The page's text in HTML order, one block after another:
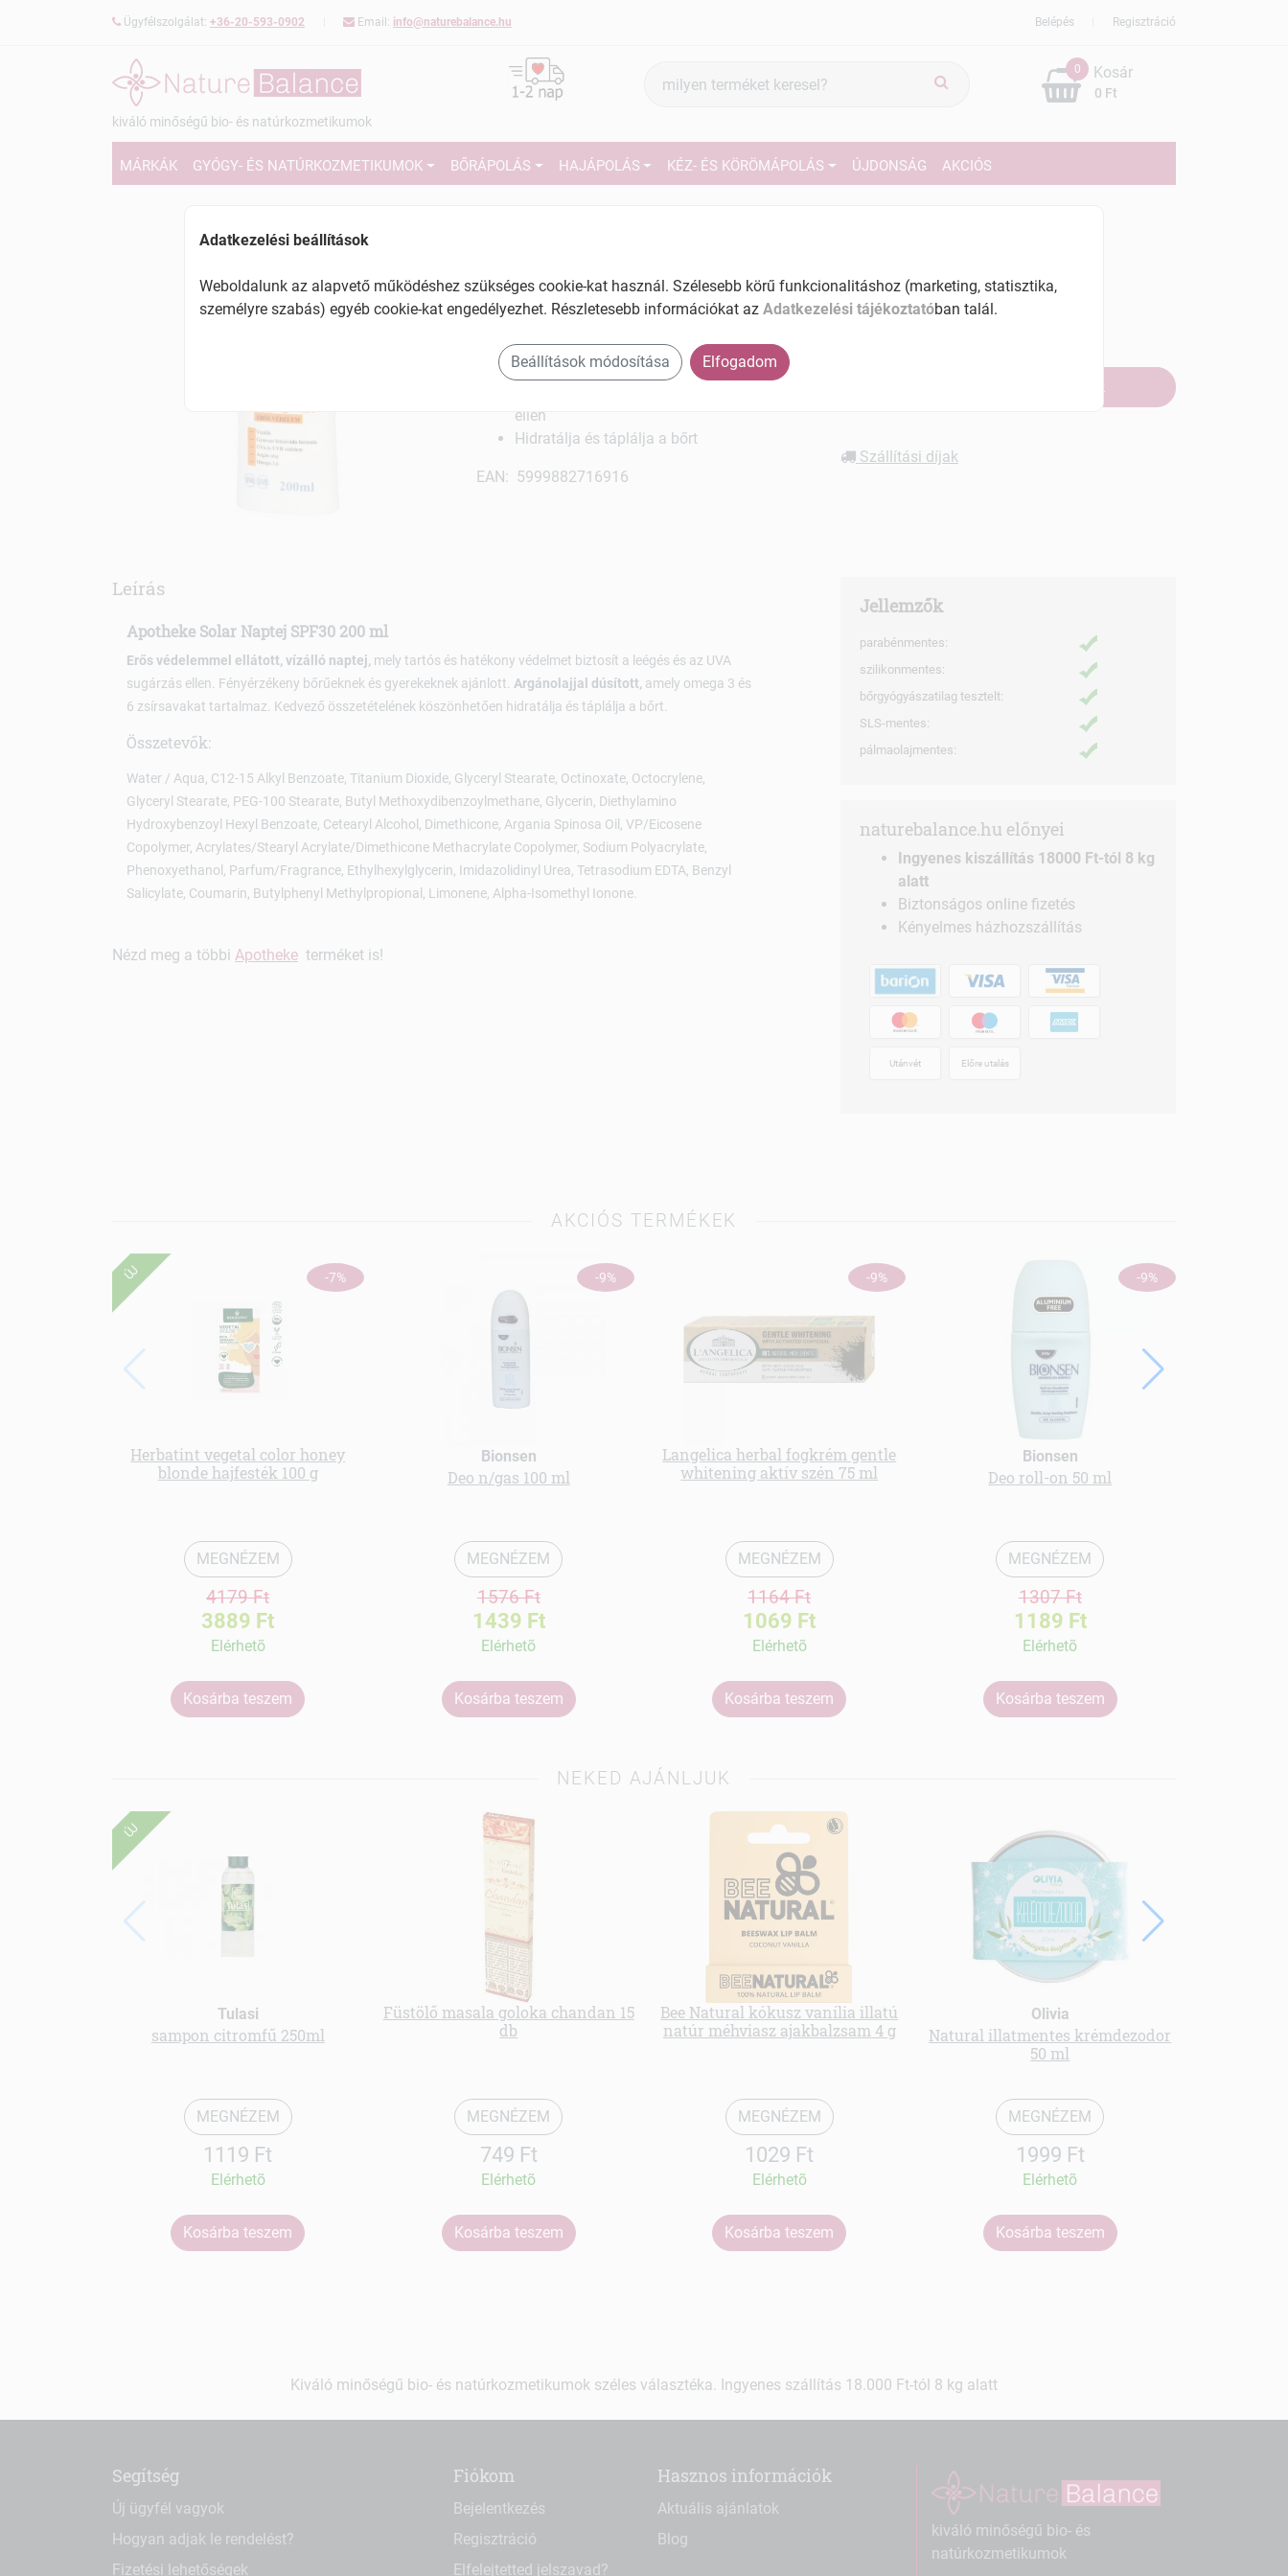
Ügyfélszolgálat: +36-20-593-0902 Email: info@naturebalance.hu Regisztráció
Belépés
kiváló minőségű bio- és natúrkozmetikumok
keresés
0
0 Ft
Kosár
MÁRKÁK GYÓGY- ÉS NATÚRKOZMETIKUMOK BŐRÁPOLÁS HAJÁPOLÁS KÉZ- ÉS KÖRÖMÁPOLÁS ÚJDONSÁG AKCIÓS
Erős védelemmel ellátott, vízálló naptej,
Tartós és hatékony védelem
ellen
Hidratálja és táplálja a bőrt
EAN: 5999882716916
Készletinformáció:
Szállítási díjak
Leírás
Apotheke Solar Naptej SPF30 200 ml
Erős védelemmel ellátott, vízálló naptej, mely tartós és hatékony védelmet biztosít a leégés és az UVA
sugárzás ellen. Fényérzékeny bőrűeknek és gyerekeknek ajánlott. Argánolajjal dúsított, amely omega 3 és
6 zsírsavakat tartalmaz. Kedvező összetételének köszönhetően hidratálja és táplálja a bőrt.
Összetevők:
Water / Aqua, C12-15 Alkyl Benzoate, Titanium Dioxide, Glyceryl Stearate, Octinoxate, Octocrylene,
Glyceryl Stearate, PEG-100 Stearate, Butyl Methoxydibenzoylmethane, Glycerin, Diethylamino
Hydroxybenzoyl Hexyl Benzoate, Cetearyl Alcohol, Dimethicone, Argania Spinosa Oil, VP/Eicosene
Copolymer, Acrylates/Stearyl Acrylate/Dimethicone Methacrylate Copolymer, Sodium Polyacrylate,
Phenoxyethanol, Parfum/Fragrance, Ethylhexylglycerin, Imidazolidinyl Urea, Tetrasodium EDTA, Benzyl
Salicylate, Coumarin, Butylphenyl Methylpropional, Limonene, Alpha-Isomethyl Ionone.
Nézd meg a többi Apotheke terméket is!
Jellemzők
parabénmentes:
szilikonmentes:
bőrgyógyászatilag tesztelt:
SLS-mentes:
pálmaolajmentes:
naturebalance.hu előnyei
Ingyenes kiszállítás 18000 Ft-tól 8 kg
alatt
Biztonságos online fizetés
Kényelmes házhozszállítás
Utánvét Előre utalás
AKCIÓS TERMÉKEK
-7%
ÚJ
Herbatint vegetal color honey
blonde hajfesték 100 g
MEGNÉZEM
4179 Ft
3889 Ft
Elérhetõ
Kosárba teszem
-9%
Bionsen
Deo n/gas 100 ml
MEGNÉZEM
1576 Ft
1439 Ft
Elérhetõ
Kosárba teszem
-9%
Langelica herbal fogkrém gentle
whitening aktív szén 75 ml
MEGNÉZEM
1164 Ft
1069 Ft
Elérhetõ
Kosárba teszem
-9%
Bionsen
Deo roll-on 50 ml
MEGNÉZEM
1307 Ft
1189 Ft
Elérhetõ
Kosárba teszem
NEKED AJÁNLJUK
ÚJ
Tulasi
sampon citromfű 250ml
MEGNÉZEM
1119 Ft
Elérhetõ
Kosárba teszem
Füstölő masala goloka chandan 15
db
MEGNÉZEM
749 Ft
Elérhetõ
Kosárba teszem
Bee Natural kókusz vanília illatú
natúr méhviasz ajakbalzsam 4 g
MEGNÉZEM
1029 Ft
Elérhetõ
Kosárba teszem
Olivia
Natural illatmentes krémdezodor
50 ml
MEGNÉZEM
1999 Ft
Elérhetõ
Kosárba teszem
Kiváló minőségű bio- és natúrkozmetikumok széles választéka. Ingyenes szállítás 18.000 Ft-tól 8 kg alatt
Segítség
Új ügyfél vagyok
Hogyan adjak le rendelést?
Fizetési lehetőségek
Fiókom
Bejelentkezés
Regisztráció
Elfelejtetted jelszavad?
Hasznos információk
Aktuális ajánlatok
Blog
kiváló minőségű bio- és
natúrkozmetikumok
Adatkezelési beállítások
Weboldalunk az alapvető működéshez szükséges cookie-kat használ. Szélesebb körű funkcionalitáshoz (marketing, statisztika,
személyre szabás) egyéb cookie-kat engedélyezhet. Részletesebb információkat az Adatkezelési tájékoztatóban talál.
Beállítások módosítása Elfogadom